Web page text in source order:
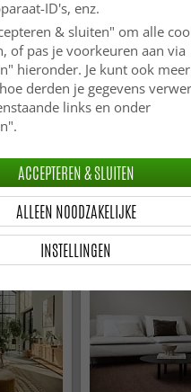
- Fondi
-50%
Voddenkleed -
14.99 € 29.99
ID's, enz.
& sluiten" om alle
of pas je voorkeuren aan via
hieronder. Je kunt ook meer
derden je gegevens
links en onder
INSTELLINGEN
ALLEEN NOODZAKELIJKE
ACCEPTEREN & SLUITEN